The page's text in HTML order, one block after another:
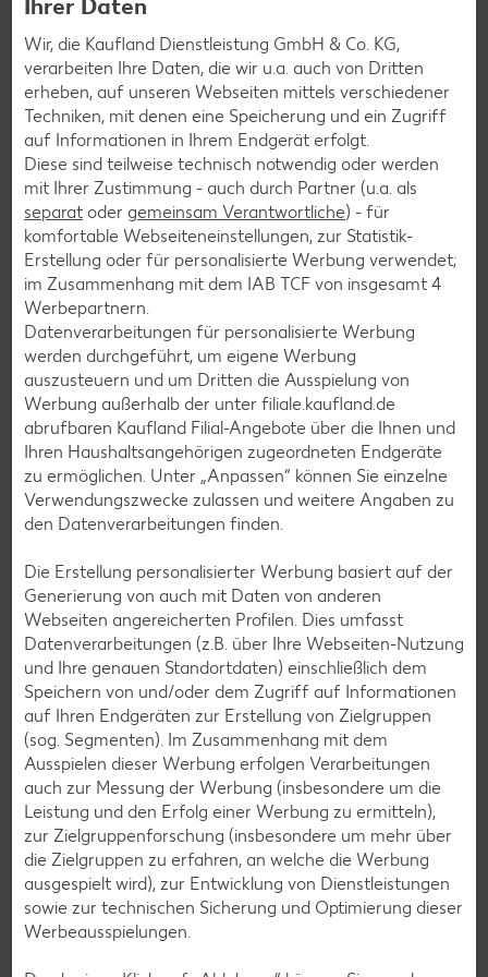
Services
Unsere Serviceleistungen
Deine Zufriedenheit ist für uns die oberste Priorität. Unser
Kundenversprechen und die Services, die wir anbieten,
siehst du hier auf einen Blick. Verpasse jetzt auch keine
Angebote und Aktionen mehr und lasse dich per
Newsletter oder unsere Messenger-Services immer
topaktuell über Neuigkeiten informieren.
DHL Packstationen
Mit immer mehr DHL Packstationen bei Kaufland kannst du
deinen Einkauf bei uns mit der Abholung oder dem Versand
von Paketen und Retouren verbinden.
Weitere Informationen
Ihrer Daten
Wir, die Kaufland Dienstleistung GmbH & Co. KG,
verarbeiten Ihre Daten, die wir u.a. auch von Dritten
erheben, auf unseren Webseiten mittels verschiedener
Techniken, mit denen eine Speicherung und ein Zugriff
auf Informationen in Ihrem Endgerät erfolgt.
Diese sind teilweise technisch notwendig oder werden
mit Ihrer Zustimmung - auch durch Partner (u.a. als
separat oder gemeinsam Verantwortliche) - für
komfortable Webseiteneinstellungen, zur Statistik-
Erstellung oder für personalisierte Werbung verwendet;
im Zusammenhang mit dem IAB TCF von insgesamt 4
Werbepartnern.
Datenverarbeitungen für personalisierte Werbung
werden durchgeführt, um eigene Werbung
auszusteuern und um Dritten die Ausspielung von
Werbung außerhalb der unter filiale.kaufland.de
abrufbaren Kaufland Filial-Angebote über die Ihnen und
Ihren Haushaltsangehörigen zugeordneten Endgeräte
zu ermöglichen. Unter „Anpassen“ können Sie einzelne
Verwendungszwecke zulassen und weitere Angaben zu
den Datenverarbeitungen finden.
Die Erstellung personalisierter Werbung basiert auf der
Generierung von auch mit Daten von anderen
Webseiten angereicherten Profilen. Dies umfasst
Datenverarbeitungen (z.B. über Ihre Webseiten-Nutzung
und Ihre genauen Standortdaten) einschließlich dem
Speichern von und/oder dem Zugriff auf Informationen
auf Ihren Endgeräten zur Erstellung von Zielgruppen
(sog. Segmenten). Im Zusammenhang mit dem
Ausspielen dieser Werbung erfolgen Verarbeitungen
auch zur Messung der Werbung (insbesondere um die
Leistung und den Erfolg einer Werbung zu ermitteln),
zur Zielgruppenforschung (insbesondere um mehr über
die Zielgruppen zu erfahren, an welche die Werbung
ausgespielt wird), zur Entwicklung von Dienstleistungen
sowie zur technischen Sicherung und Optimierung dieser
Werbeausspielungen.